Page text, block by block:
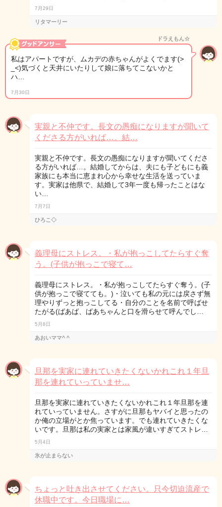
7月29日
リタマーリー
ドラえもん☆
私はアパートですが、ムカデの赤ちゃんがよくでます(>
_<)気づくと天井にいたりして娘に落ちてこないかと
ハ…
7月30日
実親と不仲です。長文の愚痴になりますが聞いて
くださる方がいれば…。結…
実親と不仲です。長文の愚痴になりますが聞いてくださ
る方がいれば…。結婚してからは、夫にも子どもにも義
家族にも本当に恵まれ心から幸せな生活を送っていま
す。実家は他県で、結婚して3年一度も帰ったことはな
い…
7月7日
ひろこ◇
義理母にストレス。・私が抱っこしてたらすぐ奪
う。(子供が抱っこで寝て…
義理母にストレス。・私が抱っこしてたらすぐ奪う。(子
供が抱っこで寝てても。)・泣いても私の元には戻さず無
理やりずっと抱っこしてる・自分のことを名前で呼ばせ
たがる(ばあば、ばあちゃんと口を滑らせて呼んでし…
5月8日
あおいママ^ ^
旦那を実家に連れていきたくないかれこれ１年旦
那を連れていっていませ…
旦那を実家に連れていきたくないかれこれ１年旦那を連
れていっていません。さすがに旦那もヤバイと思ったの
か俺の立場がとか焦っています。でも連れていきたくな
いです。旦那は私の実家とは家風が違いすぎてストレ…
5月4日
氷が止まらない
ちょっと吐き出させてください。只今切迫流産で
休職中です。今日職場に…